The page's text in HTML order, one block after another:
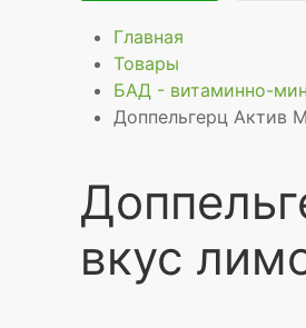
Главная
Товары
БАД - витаминно-
Доппельгерц Актив
вкус